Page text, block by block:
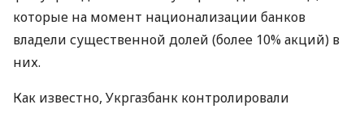
которые на момент национализации банков
владели существенной долей (более 10% акций) в
них.
Как известно, Укргазбанк контролировали